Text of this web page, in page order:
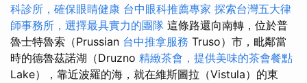
科診所，確保眼睛健康 台中眼科推薦專家 探索台灣五大律
師事務所，選擇最具實力的團隊 這條路還向南轉，位於普
魯士特魯索（Prussian 台中推拿服務 Truso）市，毗鄰當
時的德魯茲諾湖（Druzno 精緻茶會，提供美味的茶會餐點
Lake），靠近波羅的海，就在維斯圖拉（Vistula）的東